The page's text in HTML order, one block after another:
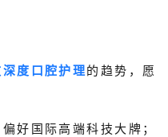
深度口腔护理的趋势，愿
好国际高端科技大牌；